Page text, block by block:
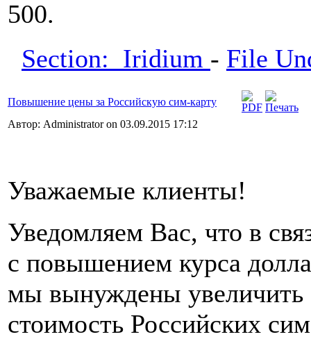
500.
Section: Iridium - File
Повышение цены за Российскую сим-карту
Автор: Administrator on 03.09.2015 17:12
Уважаемые клиенты!
Уведомляем Вас, что в
с повышением курса
мы вынуждены увеличить
стоимость Российских